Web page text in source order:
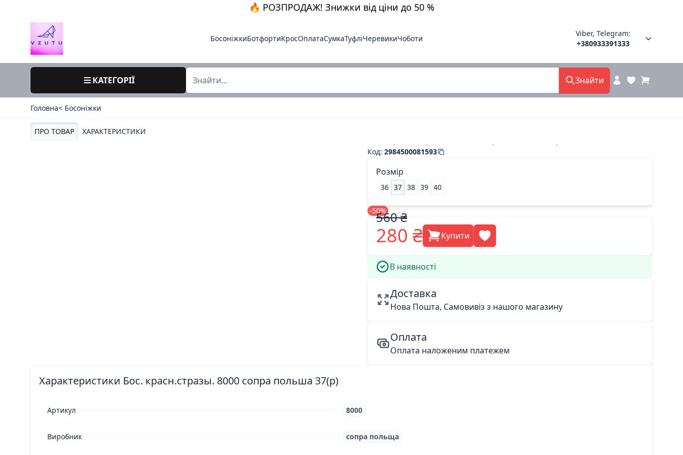
🔥 РОЗПРОДАЖ! Знижки від ціни до 50 %
БосоніжкиБотфортиКросОплатаСумкаТуфліЧеревикиЧоботи
Viber, Telegram:
+380933391333
КАТЕГОРІЇ Знайти
Головна< Босоніжки
ПРО ТОВАР ХАРАКТЕРИСТИКИ
37 / 8000 / сопра польща / літо
Код:2984500081593
Розмір
36 37 38 39 40
-50%
560 ₴
280 ₴ Купити
В наявності
Доставка
Нова Пошта, Самовивіз з нашого магазину
Оплата
Оплата наложеним платежем
Характеристики Бос. красн.стразы. 8000 сопра польша 37(р)
Артикул 8000
Виробник сопра польща